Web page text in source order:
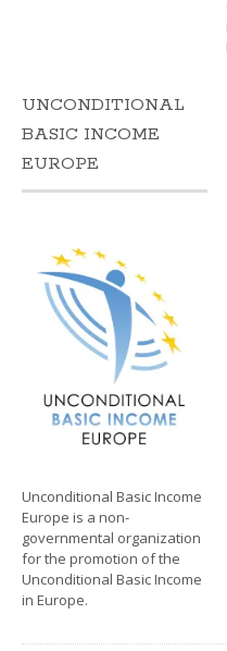
UNCONDITIONAL
BASIC INCOME
EUROPE
Unconditional Basic Income
Europe is a non-
governmental organization
for the promotion of the
Unconditional Basic Income
in Europe.